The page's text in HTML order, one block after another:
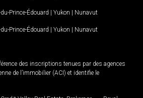
du-Prince-Édouard | Yukon | Nunavut
du-Prince-Édouard | Yukon | Nunavut
des inscriptions tenues par des agences
de l’immobilier (ACI) et identifie le